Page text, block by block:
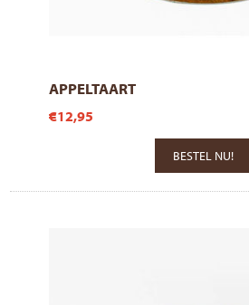
APPELTAART
€12,95